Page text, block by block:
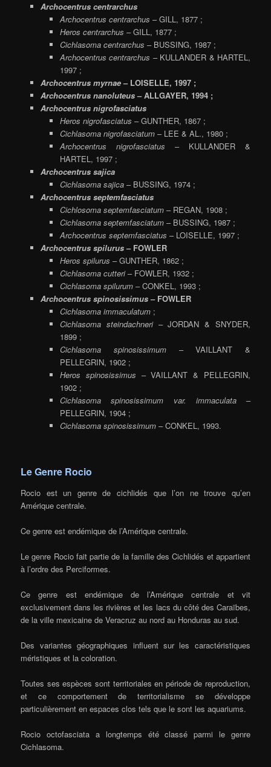
Archocentrus centrarchus
Archocentrus centrarchus – GILL, 1877 ;
Heros centrarchus – GILL, 1877 ;
Cichlasoma centrarchus – BUSSING, 1987 ;
Archocentrus centrarchus – KULLANDER & HARTEL,
1997 ;
Archocentrus myrnae– LOISELLE, 1997 ;
Archocentrus nanoluteus– ALLGAYER, 1994 ;
Archocentrus nigrofasciatus
Heros nigrofasciatus – GUNTHER, 1867 ;
Cichlasoma nigrofasciatum – LEE & AL., 1980 ;
Archocentrus nigrofasciatus – KULLANDER &
HARTEL, 1997 ;
Archocentrus sajica
Cichlasoma sajica – BUSSING, 1974 ;
Archocentrus septemfasciatus
Cichlosoma septemfasciatum – REGAN, 1908 ;
Cichlasoma septemfasciatum – BUSSING, 1987 ;
Archocentrus septemfasciatus – LOISELLE, 1997 ;
Archocentrus spilurus– FOWLER
Heros spilurus – GUNTHER, 1862 ;
Cichlasoma cutteri– FOWLER, 1932 ;
Cichlasoma spilurum – CONKEL, 1993 ;
Archocentrus spinosissimus– FOWLER
Cichlasoma immaculatum ;
Cichlasoma steindachneri– JORDAN & SNYDER,
1899 ;
Cichlasoma spinosissimum– VAILLANT &
PELLEGRIN, 1902 ;
Heros spinosissimus – VAILLANT & PELLEGRIN,
1902 ;
Cichlasoma spinosissimum var. immaculata–
PELLEGRIN, 1904 ;
Cichlasoma spinosissimum – CONKEL, 1993.
Le Genre Rocio
Rocio est un genre de cichlidés que l’on ne trouve qu’en
Amérique centrale.
Ce genre est endémique de l’Amérique centrale.
Le genre Rocio fait partie de la famille des Cichlidés et appartient
à l’ordre des Perciformes.
Ce genre est endémique de l’Amérique centrale et vit
exclusivement dans les rivières et les lacs du côté des Caraïbes,
de la ville mexicaine de Veracruz au nord au Honduras au sud.
Des variantes géographiques influent sur les caractéristiques
méristiques et la coloration.
Toutes ses espèces sont territoriales en période de reproduction,
et ce comportement de territorialisme se développe
particulièrement en espaces clos tels que le sont les aquariums.
Rocio octofasciata a longtemps été classé parmi le genre
Cichlasoma.